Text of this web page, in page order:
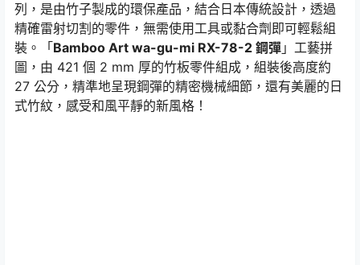
列，是由竹子製成的環保產品，結合日本傳統設計，透過
精確雷射切割的零件，無需使用工具或黏合劑即可輕鬆組
裝。「Bamboo Art wa-gu-mi RX-78-2 鋼彈 」工藝拼
圖，由 421 個 2 mm 厚的竹板零件組成，組裝後高度約
27 公分，精準地呈現鋼彈的精密機械細節，還有美麗的日
式竹紋，感受和風平靜的新風格！